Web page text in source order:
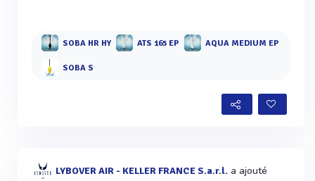
SOBA HR HY ATS 165 EP AQUA MEDIUM EP
SOBA S
LYBOVER AIR - KELLER FRANCE S.a.r.l. a ajouté